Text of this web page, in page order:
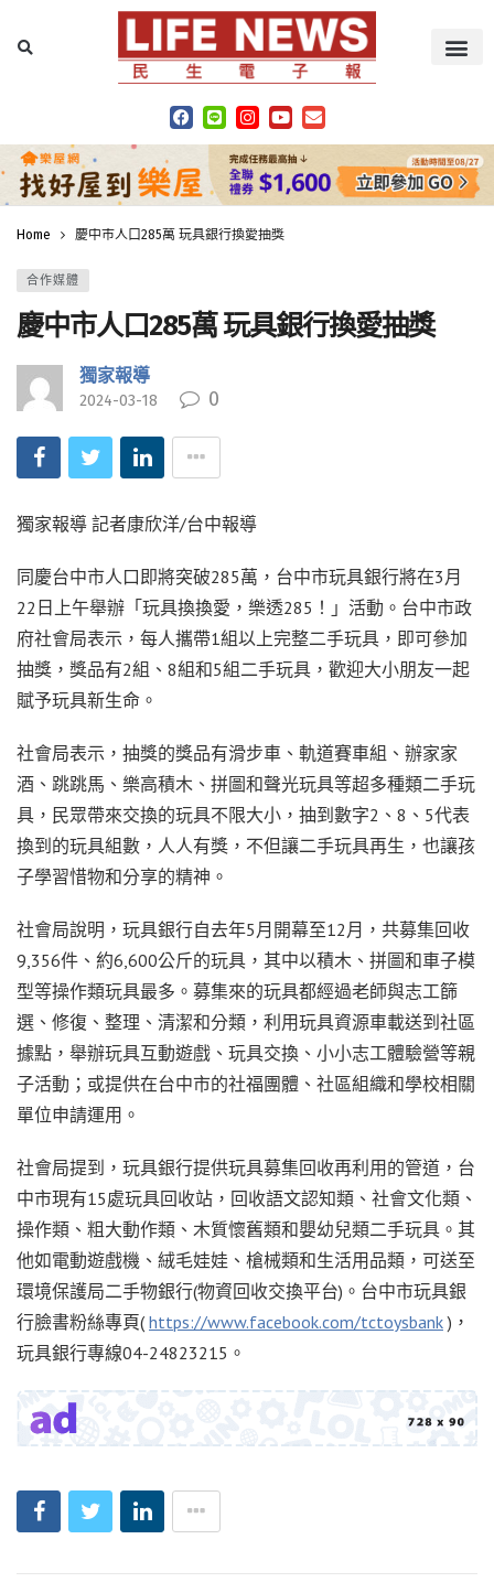
Home 慶中市人口285萬 玩具銀行換愛抽獎
合作媒體
慶中市人口285萬 玩具銀行換愛抽獎
獨家報導
2024-03-18 0
獨家報導 記者康欣洋/台中報導
同慶台中市人口即將突破285萬，台中市玩具銀行將在3月
22日上午舉辦「玩具換換愛，樂透285！」活動。台中市政
府社會局表示，每人攜帶1組以上完整二手玩具，即可參加
抽獎，獎品有2組、8組和5組二手玩具，歡迎大小朋友一起
賦予玩具新生命。
社會局表示，抽獎的獎品有滑步車、軌道賽車組、辦家家
酒、跳跳馬、樂高積木、拼圖和聲光玩具等超多種類二手玩
具，民眾帶來交換的玩具不限大小，抽到數字2、8、5代表
換到的玩具組數，人人有獎，不但讓二手玩具再生，也讓孩
子學習惜物和分享的精神。
社會局說明，玩具銀行自去年5月開幕至12月，共募集回收
9,356件、約6,600公斤的玩具，其中以積木、拼圖和車子模
型等操作類玩具最多。募集來的玩具都經過老師與志工篩
選、修復、整理、清潔和分類，利用玩具資源車載送到社區
據點，舉辦玩具互動遊戲、玩具交換、小小志工體驗營等親
子活動；或提供在台中市的社福團體、社區組織和學校相關
單位申請運用。
社會局提到，玩具銀行提供玩具募集回收再利用的管道，台
中市現有15處玩具回收站，回收語文認知類、社會文化類、
操作類、粗大動作類、木質懷舊類和嬰幼兒類二手玩具。其
他如電動遊戲機、絨毛娃娃、槍械類和生活用品類，可送至
環境保護局二手物銀行(物資回收交換平台)。台中市玩具銀
行臉書粉絲專頁( https://www.facebook.com/tctoysbank)，
玩具銀行專線04-24823215。